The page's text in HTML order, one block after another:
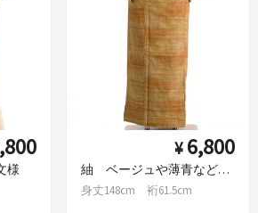
様
¥ 6,800
紬 ベージュや薄青などの格子
身丈148cm 裄61.5cm